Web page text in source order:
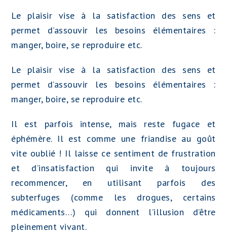
Le plaisir vise à la satisfaction des sens et
permet d’assouvir les besoins élémentaires :
manger, boire, se reproduire etc.
Le plaisir vise à la satisfaction des sens et
permet d’assouvir les besoins élémentaires :
manger, boire, se reproduire etc.
Il est parfois intense, mais reste fugace et
éphémère. Il est comme une friandise au goût
vite oublié ! Il laisse ce sentiment de frustration
et d’insatisfaction qui invite à toujours
recommencer, en utilisant parfois des
subterfuges (comme les drogues, certains
médicaments…) qui donnent l’illusion d’être
pleinement vivant.